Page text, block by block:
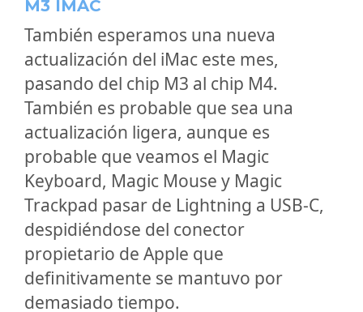
M3 IMAC
También esperamos una nueva
actualización del iMac este mes,
pasando del chip M3 al chip M4.
También es probable que sea una
actualización ligera, aunque es
probable que veamos el Magic
Keyboard, Magic Mouse y Magic
Trackpad pasar de Lightning a USB-C,
despidiéndose del conector
propietario de Apple que
definitivamente se mantuvo por
demasiado tiempo.